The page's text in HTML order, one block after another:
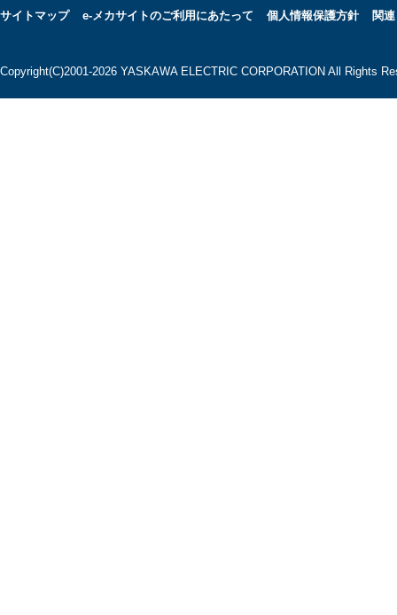
サイトマップ e-メカサイトのご利用にあたって 個人情報保護方針 関
Copyright(C)2001‐2026 YASKAWA ELECTRIC CORPORATION All Rights